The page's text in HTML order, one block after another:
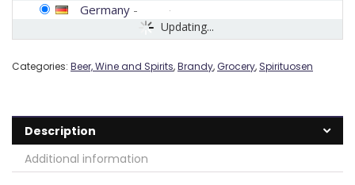
Updating...
Germany -
Categories: Beer, Wine and Spirits,Brandy,Grocery, Spirituosen
Description
Additional information